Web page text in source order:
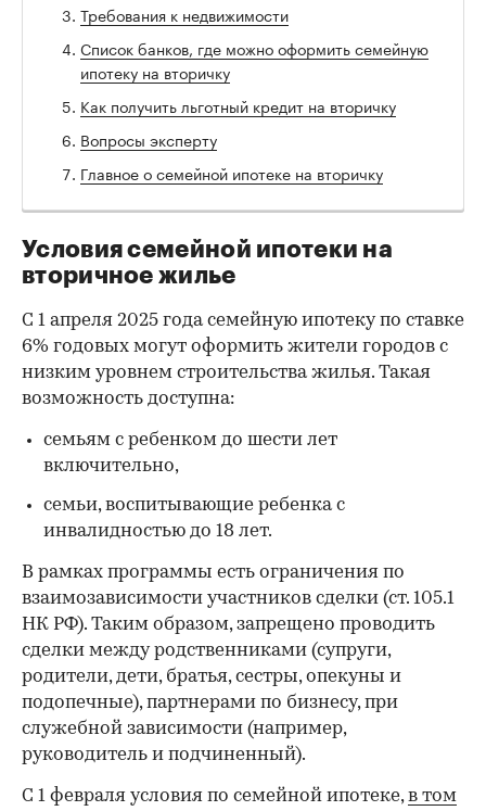
Требования к недвижимости
Список банков, где можно оформить семейную
ипотеку на вторичку
Как получить льготный кредит на вторичку
Вопросы эксперту
Главное о семейной ипотеке на вторичку
Условия семейной ипотеки на
вторичное жилье
С 1 апреля 2025 года семейную ипотеку по ставке
6% годовых могут оформить жители городов с
низким уровнем строительства жилья. Такая
возможность доступна:
семьям с ребенком до шести лет
включительно,
семьи, воспитывающие ребенка с
инвалидностью до 18 лет.
В рамках программы есть ограничения по
взаимозависимости участников сделки (ст. 105.1
НК РФ). Таким образом, запрещено проводить
сделки между родственниками (супруги,
родители, дети, братья, сестры, опекуны и
подопечные), партнерами по бизнесу, при
служебной зависимости (например,
руководитель и подчиненный).
С 1 февраля условия по семейной ипотеке,в том